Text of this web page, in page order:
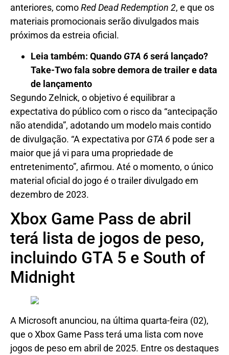
anteriores, comoRed Dead Redemption 2, e que os
materiais promocionais serão divulgados mais
próximos da estreia oficial.
Leia também: Quando GTA 6será lançado?
Take-Two fala sobre demora de trailer e data
de lançamento
Segundo Zelnick, o objetivo é equilibrar a
expectativa do público com o risco da “antecipação
não atendida”, adotando um modelo mais contido
de divulgação. “A expectativa por GTA 6 pode ser a
maior que já vi para uma propriedade de
entretenimento”, afirmou. Até o momento, o único
material oficial do jogo é o trailer divulgado em
dezembro de 2023.
Xbox Game Pass de abril
terá lista de jogos de peso,
incluindo GTA 5 e South of
Midnight
A Microsoft anunciou, na última quarta-feira (02),
que o Xbox Game Pass terá uma lista com nove
jogos de peso em abril de 2025. Entre os destaques